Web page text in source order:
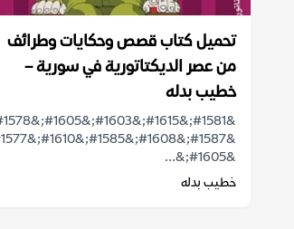
تحميل كتاب قصص وحكايات وطرائف
من عصر الديكتاتورية في سورية –
خطيب بدله
&#1605;&...
خطيب بدله